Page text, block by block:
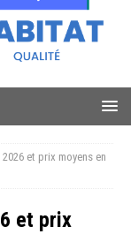
et prix moyens en
et prix